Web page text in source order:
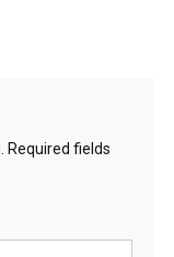
Required fields